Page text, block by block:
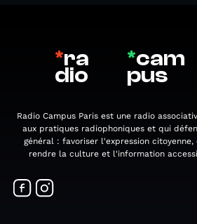
*ra
dio
*cam
pus
Radio Campus Paris est une radio
aux pratiques radiophoniques et qui
général : favoriser l'expression
rendre la culture et l'information